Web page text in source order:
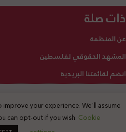
ذات صلة
عن المنظمة
المشهد الحقوقي لفلسطين
انضم لقائمتنا البريدية
2025 © جميع الحقوق محفوظة
your experience. We'll assume
can opt-out if you wish. Cookie